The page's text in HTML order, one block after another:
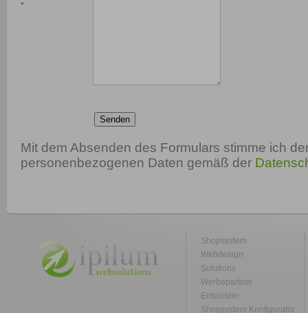
*
Senden
Mit dem Absenden des Formulars stimme ich
personenbezogenen Daten gemäß der
Shopsystem
Webdesign
Solutions
Werbepartner
Entwickler
Shopsystem Konfigurator